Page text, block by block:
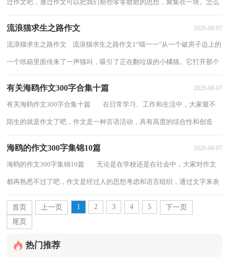
过作文吧，通过作文可以把我们那些零零散散的思想，聚集在一块。怎么
流浪猫求生之路作文 2026-08-07
流浪猫求生之路作文 流浪猫求生之路作文1“喵一一″从一个破房子边上的
一个纸箱里面传来了一声猫叫，吸引了正在翻垃圾的小橘猫。它打开那个
有关海鸥作文300字合集十篇 2026-08-07
有关海鸥作文300字合集十篇 在日常学习、工作和生活中，大家最不
陌生的就是作文了吧，作文是一种言语活动，具有高度的综合性和创造
海鸥的作文300字集锦10篇 2026-08-07
海鸥的作文300字集锦10篇 无论是在学校还是在社会中，大家对作文
都再熟悉不过了吧，作文是经过人的思想考虑和语言组织，通过文字来表
达一个主题意义的记叙方法。你写作文...
首页
上一页 1 2 3 4 5
下一页
尾页
热门推荐